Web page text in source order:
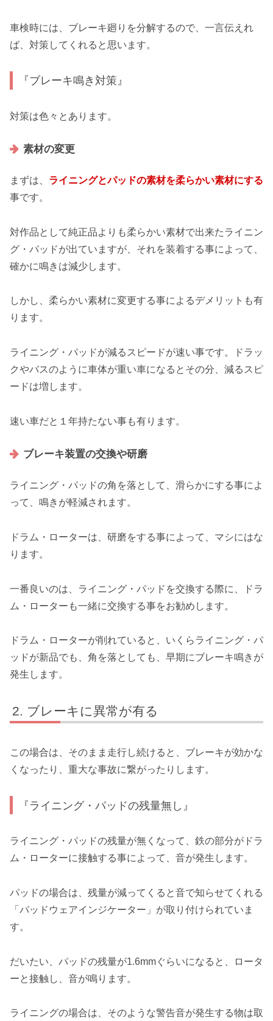
車検時には、ブレーキ廻りを分解するので、一言伝えれ
ば、対策してくれると思います。
『ブレーキ鳴き対策』
対策は色々とあります。
素材の変更
まずは、 ライニングとパッドの素材を柔らかい素材にする
事です。
対作品として純正品よりも柔らかい素材で出来たライニン
グ・パッドが出ていますが、それを装着する事によって、
確かに鳴きは減少します。
しかし、柔らかい素材に変更する事によるデメリットも有
ります。
ライニング・パッドが減るスピードが速い事です。ドラッ
クやバスのように車体が重い車になるとその分、減るスピ
ードは増します。
速い車だと１年持たない事も有ります。
ブレーキ装置の交換や研磨
ライニング・パッドの角を落として、滑らかにする事によ
って、鳴きが軽減されます。
ドラム・ローターは、研磨をする事によって、マシにはな
ります。
一番良いのは、ライニング・パッドを交換する際に、ドラ
ム・ローターも一緒に交換する事をお勧めします。
ドラム・ローターが削れていると、いくらライニング・パ
ッドが新品でも、角を落としても、早期にブレーキ鳴きが
発生します。
ブレーキに異常が有る
この場合は、そのまま走行し続けると、ブレーキが効かな
くなったり、重大な事故に繋がったりします。
『ライニング・パッドの残量無し』
ライニング・パッドの残量が無くなって、鉄の部分がドラ
ム・ローターに接触する事によって、音が発生します。
パッドの場合は、残量が減ってくると音で知らせてくれる
「パッドウェアインジケーター」が取り付けられていま
す。
だいたい、パッドの残量が1.6mmぐらいになると、ロータ
ーと接触し、音が鳴ります。
ライニングの場合は、そのような警告音が発生する物は取